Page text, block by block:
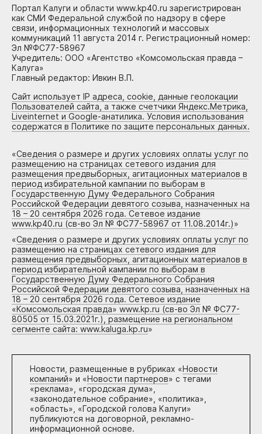
Портал Калуги и области www.kp40.ru зарегистрирован
как СМИ Федеральной службой по надзору в сфере
связи, информационных технологий и массовых
коммуникаций 11 августа 2014 г. Регистрационный номер:
Эл №ФС77-58967
Учредитель: ООО «Агентство «Комсомольская правда –
Калуга»
Главный редактор: Ивкин В.П.
Сайт использует IP адреса, cookie, данные геолокации
Пользователей сайта, а также счетчики Яндекс.Метрика,
Liveinternet и Google-анатилика. Условия использования
содержатся в Политике по защите персональных данных.
«Сведения о размере и других условиях оплаты услуг по
размещению на страницах сетевого издания для
размещения предвыборных, агитационных материалов в
период избирательной кампании по выборам в
Государственную Думу Федерального Собрания
Российской Федерации девятого созыва, назначенных на
18 – 20 сентября 2026 года. Сетевое издание
www.kp40.ru (св-во Эл № ФС77-58967 от 11.08.2014г.)»
«Сведения о размере и других условиях оплаты услуг по
размещению на страницах сетевого издания для
размещения предвыборных, агитационных материалов в
период избирательной кампании по выборам в
Государственную Думу Федерального Собрания
Российской Федерации девятого созыва, назначенных на
18 – 20 сентября 2026 года. Сетевое издание
«Комсомольская правда» www.kp.ru (св-во Эл № ФС77-
80505 от 15.03.2021г.), размещение на региональном
сегменте сайта: www.kaluga.kp.ru»
Новости, размещенные в рубриках «Новости
компаний» и «Новости партнеров» с тегами
«реклама», «городская дума»,
«законодательное собрание», «политика»,
«область», «Городской голова Калуги»
публикуются на договорной, рекламно-
информационной основе.